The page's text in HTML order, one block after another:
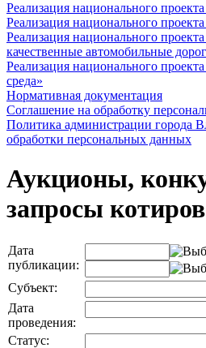
Реализация национального
Реализация национального
Реализация национального
качественные автомобильные
Реализация национального
среда»
Нормативная документация
Соглашение на обработку
Политика администрации города
обработки персональных данных
Аукционы,
запросы
Дата
публикации:
Субъект:
Дата
проведения:
Статус: